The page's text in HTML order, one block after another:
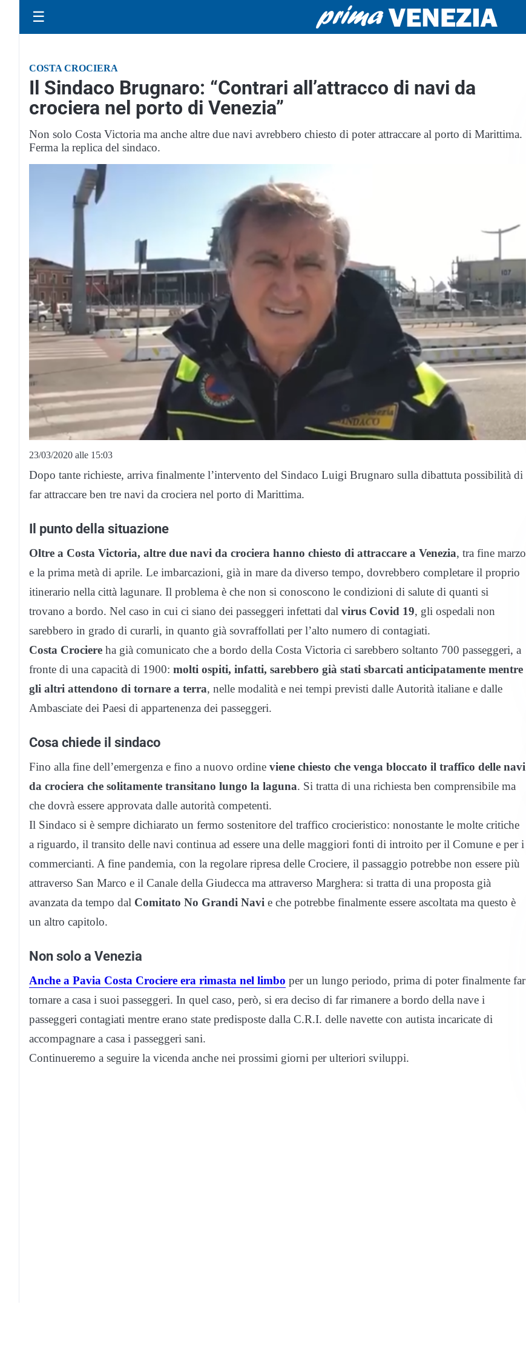
☰
COSTA CROCIERA
Il Sindaco Brugnaro: “Contrari all’attracco di navi da
crociera nel porto di Venezia”
Non solo Costa Victoria ma anche altre due navi avrebbero chiesto di poter attraccare al porto di Marittima.
Ferma la replica del sindaco.
23/03/2020 alle 15:03
Dopo tante richieste, arriva finalmente l’intervento del Sindaco Luigi Brugnaro sulla dibattuta possibilità di
far attraccare ben tre navi da crociera nel porto di Marittima.
Il punto della situazione
Oltre a Costa Victoria, altre due navi da crociera hanno chiesto di attraccare a Venezia, tra fine marzo
e la prima metà di aprile. Le imbarcazioni, già in mare da diverso tempo, dovrebbero completare il proprio
itinerario nella città lagunare. Il problema è che non si conoscono le condizioni di salute di quanti si
trovano a bordo. Nel caso in cui ci siano dei passeggeri infettati dal virus Covid 19, gli ospedali non
sarebbero in grado di curarli, in quanto già sovraffollati per l’alto numero di contagiati.
Costa Crociere ha già comunicato che a bordo della Costa Victoria ci sarebbero soltanto 700 passeggeri, a
fronte di una capacità di 1900: molti ospiti, infatti, sarebbero già stati sbarcati anticipatamente mentre
gli altri attendono di tornare a terra, nelle modalità e nei tempi previsti dalle Autorità italiane e dalle
Ambasciate dei Paesi di appartenenza dei passeggeri.
Cosa chiede il sindaco
Fino alla fine dell’emergenza e fino a nuovo ordine viene chiesto che venga bloccato il traffico delle navi
da crociera che solitamente transitano lungo la laguna. Si tratta di una richiesta ben comprensibile ma
che dovrà essere approvata dalle autorità competenti.
Il Sindaco si è sempre dichiarato un fermo sostenitore del traffico crocieristico: nonostante le molte critiche
a riguardo, il transito delle navi continua ad essere una delle maggiori fonti di introito per il Comune e per i
commercianti. A fine pandemia, con la regolare ripresa delle Crociere, il passaggio potrebbe non essere più
attraverso San Marco e il Canale della Giudecca ma attraverso Marghera: si tratta di una proposta già
avanzata da tempo dal Comitato No Grandi Navi e che potrebbe finalmente essere ascoltata ma questo è
un altro capitolo.
Non solo a Venezia
Anche a Pavia Costa Crociere era rimasta nel limbo per un lungo periodo, prima di poter finalmente far
tornare a casa i suoi passeggeri. In quel caso, però, si era deciso di far rimanere a bordo della nave i
passeggeri contagiati mentre erano state predisposte dalla C.R.I. delle navette con autista incaricate di
accompagnare a casa i passeggeri sani.
Continueremo a seguire la vicenda anche nei prossimi giorni per ulteriori sviluppi.